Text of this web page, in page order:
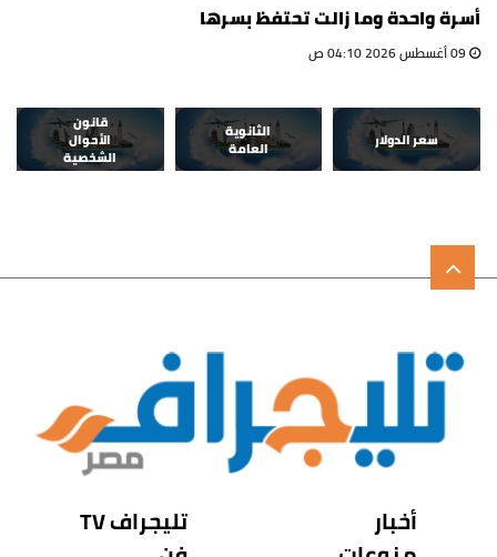
أسرة واحدة وما زالت تحتفظ بسرها
سعر الدولار
الثانوية
العامة
قانون
الأحوال
الشخصية
أخبار
تليجراف TV